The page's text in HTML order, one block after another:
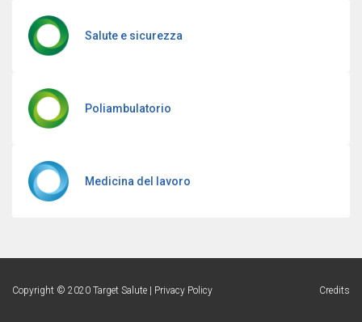
Salute e sicurezza
Poliambulatorio
Medicina del lavoro
Copyright © 2020 Target Salute | Privacy Policy Credits